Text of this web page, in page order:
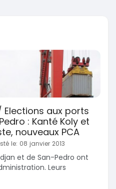
aux ports
: Kanté Koly et
nouveaux PCA
le: 08 janvier 2013
et de San-Pedro ont
Leurs